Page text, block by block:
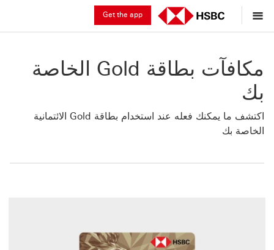
Get the app
مكافآت ‏‫بطاقة Gold الخاصة
بك
اكتشف ما يمكنك فعله عند استخدام بطاقة Gold الائتمانية
الخاصة بك